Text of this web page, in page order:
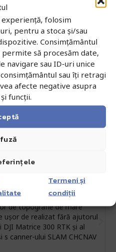
folosim
pentru a stoca și/sau
Consimțământul
să procesăm date,
navigare sau ID-uri unice
sau îți retragi
afecte negative asupra
funcții.
Termeni și
condiții
zile lucrătoare pentru a
a produsului reparat
West
de topografie de mare
ușor de realizat fără ajutorul
Matrice 300 RTK și al
canner-ului SLAM CHCNAV